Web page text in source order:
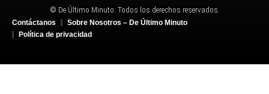
© De Último Minuto. Todos los derechos reservados.
Contáctanos
Sobre Nosotros – De Último Minuto
Política de privacidad